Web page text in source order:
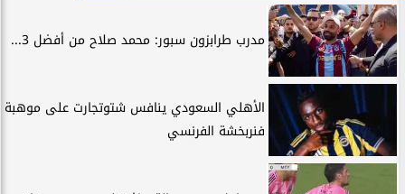
مدرب طرابزون سبور: محمد صلاح من أفضل 3...
الأهلي السعودي ينافس شتوتجارت على موهبة
فنربخشة الفرنسي